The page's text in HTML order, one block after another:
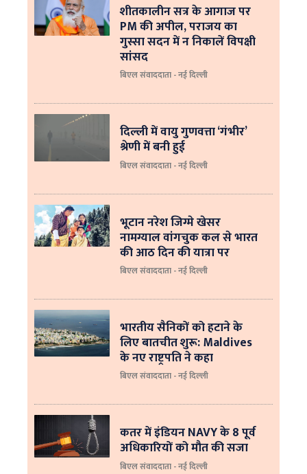
शीतकालीन सत्र के आगाज पर
PM की अपील, पराजय का
गुस्सा सदन में न निकालें विपक्षी
सांसद
बिएल संवाददाता - नई दिल्ली
दिल्ली में वायु गुणवत्ता ‘गंभीर’
श्रेणी में बनी हुई
बिएल संवाददाता - नई दिल्ली
भूटान नरेश जिग्मे खेसर
नामग्याल वांगचुक कल से भारत
की आठ दिन की यात्रा पर
बिएल संवाददाता - नई दिल्ली
भारतीय सैनिकों को हटाने के
लिए बातचीत शुरू: Maldives
के नए राष्ट्रपति ने कहा
बिएल संवाददाता - नई दिल्‍ली
कतर में इंडियन NAVY के 8 पूर्व
अधिकारियों को मौत की सजा
बिएल संवाददाता - नई दिल्ली